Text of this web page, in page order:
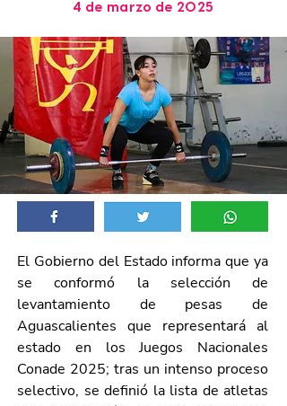
4 de marzo de 2025
El Gobierno del Estado informa que ya
se conformó la selección de
levantamiento de pesas de
Aguascalientes que representará al
estado en los Juegos Nacionales
Conade 2025; tras un intenso proceso
selectivo, se definió la lista de atletas